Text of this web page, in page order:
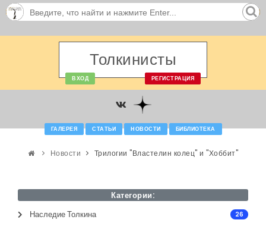
Толкинисты
ВХОД РЕГИСТРАЦИЯ
ГАЛЕРЕЯ СТАТЬИ НОВОСТИ БИБЛИОТЕКА
Новости Трилогии "Властелин колец" и "Хоббит"
Категории:
Наследие Толкина
26